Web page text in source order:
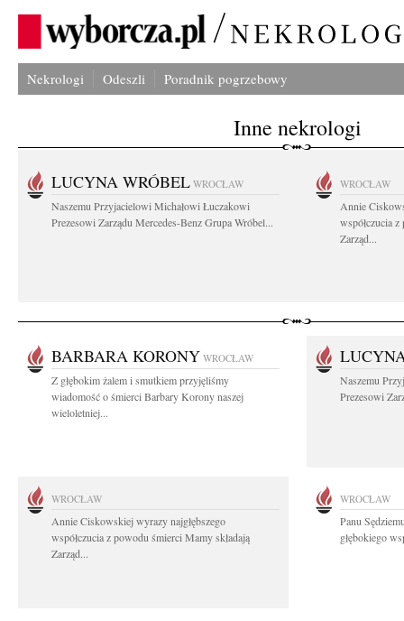
Nekrologi Odeszli Poradnik pogrzebowy
Inne nekrologi
LUCYNA WRÓBEL WROCŁAW
Naszemu Przyjacielowi Michałowi Łuczakowi
Prezesowi Zarządu Mercedes-Benz Grupa Wróbel...
WROCŁAW
Annie
współczucia
Zarząd...
BARBARA KORONY WROCŁAW
Z głębokim żalem i smutkiem przyjęliśmy
wiadomość o śmierci Barbary Korony naszej
wieloletniej...
Naszemu
Prezesowi
WROCŁAW
Annie Ciskowskiej wyrazy najgłębszego
współczucia z powodu śmierci Mamy składają
Zarząd...
WROCŁAW
Panu
głębokiego